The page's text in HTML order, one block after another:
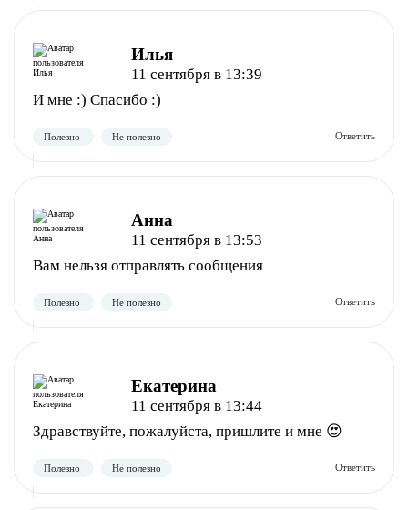
Полезно Не полезно
Полезно Не полезно
Илья
11 сентября в 13:39
И мне :) Спасибо :)
Анна
11 сентября в 13:53
Вам нельзя отправлять сообщения
Екатерина
11 сентября в 13:44
Здравствуйте, пожалуйста, пришлите и мне 😍